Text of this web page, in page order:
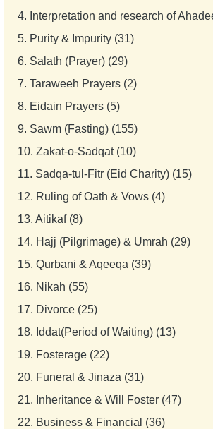
4. Interpretation and research of
5. Purity & Impurity (31)
6. Salath (Prayer) (29)
7. Taraweeh Prayers (2)
8. Eidain Prayers (5)
9. Sawm (Fasting) (155)
10. Zakat-o-Sadqat (10)
11. Sadqa-tul-Fitr (Eid Charity) (15)
12. Ruling of Oath & Vows (4)
13. Aitikaf (8)
14. Hajj (Pilgrimage) & Umrah (29)
15. Qurbani & Aqeeqa (39)
16. Nikah (55)
17. Divorce (25)
18. Iddat(Period of Waiting) (13)
19. Fosterage (22)
20. Funeral & Jinaza (31)
21. Inheritance & Will Foster (47)
22. Business & Financial (36)